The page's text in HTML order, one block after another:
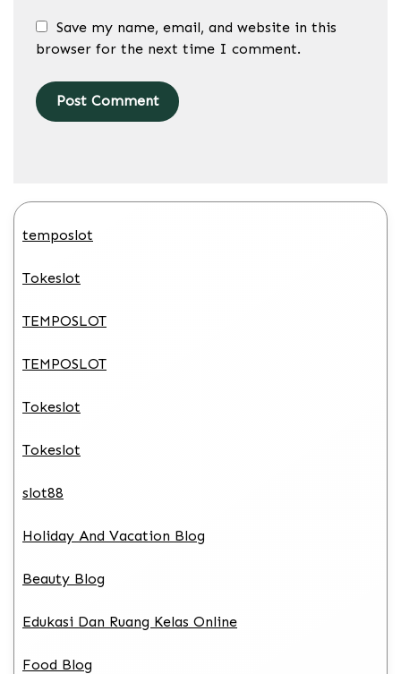
Save my name, email, and website in this
browser for the next time I comment.
temposlot
Tokeslot
TEMPOSLOT
TEMPOSLOT
Tokeslot
Tokeslot
slot88
Holiday And Vacation Blog
Beauty Blog
Edukasi Dan Ruang Kelas Online
Food Blog